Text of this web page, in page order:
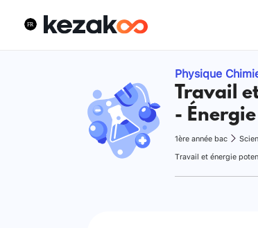
Physique
Travail
-
1ère année bac